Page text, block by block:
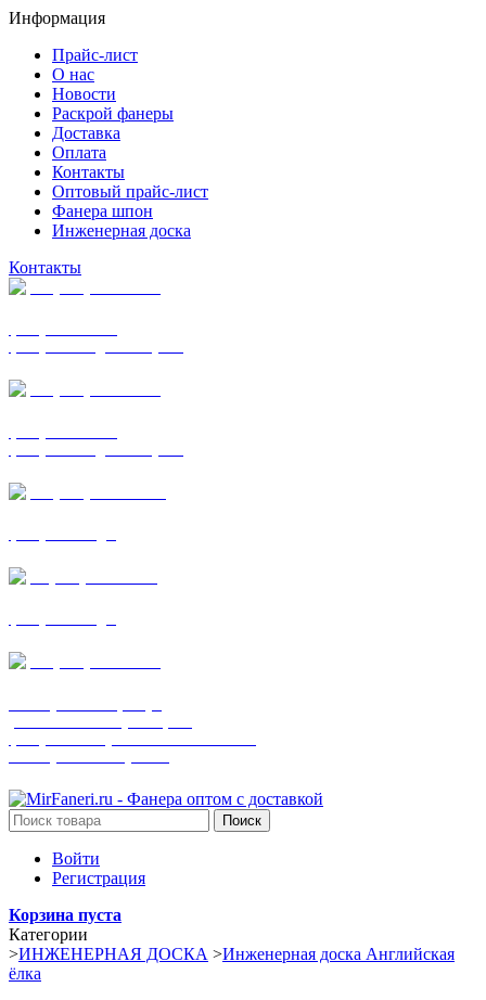
Информация
Прайс-лист
О нас
Новости
Раскрой фанеры
Доставка
Оплата
Контакты
Оптовый прайс-лист
Фанера шпон
Инженерная доска
Контакты
Поиск
Войти
Регистрация
Корзина пуста
Категории
>ИНЖЕНЕРНАЯ ДОСКА >Инженерная доска Английская
ёлка